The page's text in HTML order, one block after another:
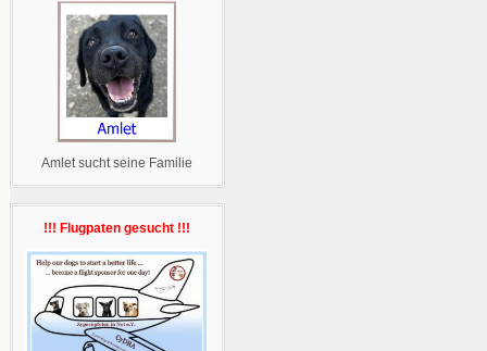
Amlet sucht seine Familie
!!! Flugpaten gesucht !!!